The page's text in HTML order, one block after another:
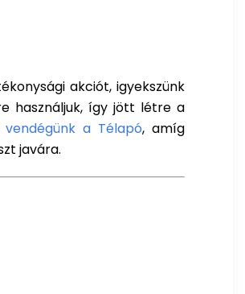
akciót, igyekszünk
használjuk, így jött létre a
vendégünk a Télapó, amíg
javára.